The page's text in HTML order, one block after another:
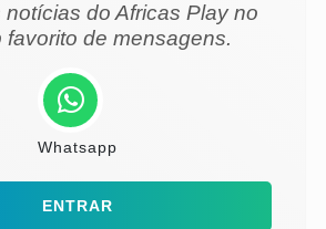
do Africas Play no
favorito de mensagens.
Whatsapp
ENTRAR